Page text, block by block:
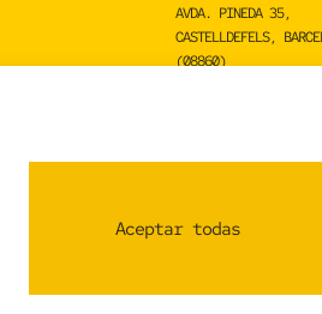
Aceptar todas
AVDA. PINEDA 35,
CASTELLDEFELS,
(08860)
(08830)